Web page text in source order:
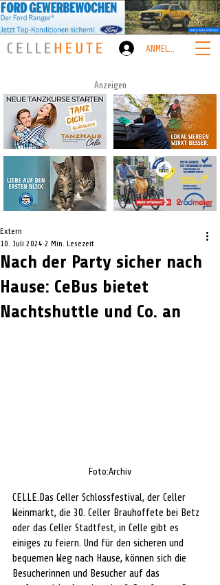
ANMELDEN
Anzeigen
Nach der Party sicher nach
Hause: CeBus bietet
Nachtshuttle und Co. an
Extern
10. Juli 2024 2 Min. Lesezeit
Foto:Archiv
CELLE.Das Celler Schlossfestival, der Celler
Weinmarkt, die 30. Celler Brauhoffete bei Betz
oder das Celler Stadtfest, in Celle gibt es
einiges zu feiern. Und für den sicheren und
bequemen Weg nach Hause, können sich die
Besucherinnen und Besucher auf das